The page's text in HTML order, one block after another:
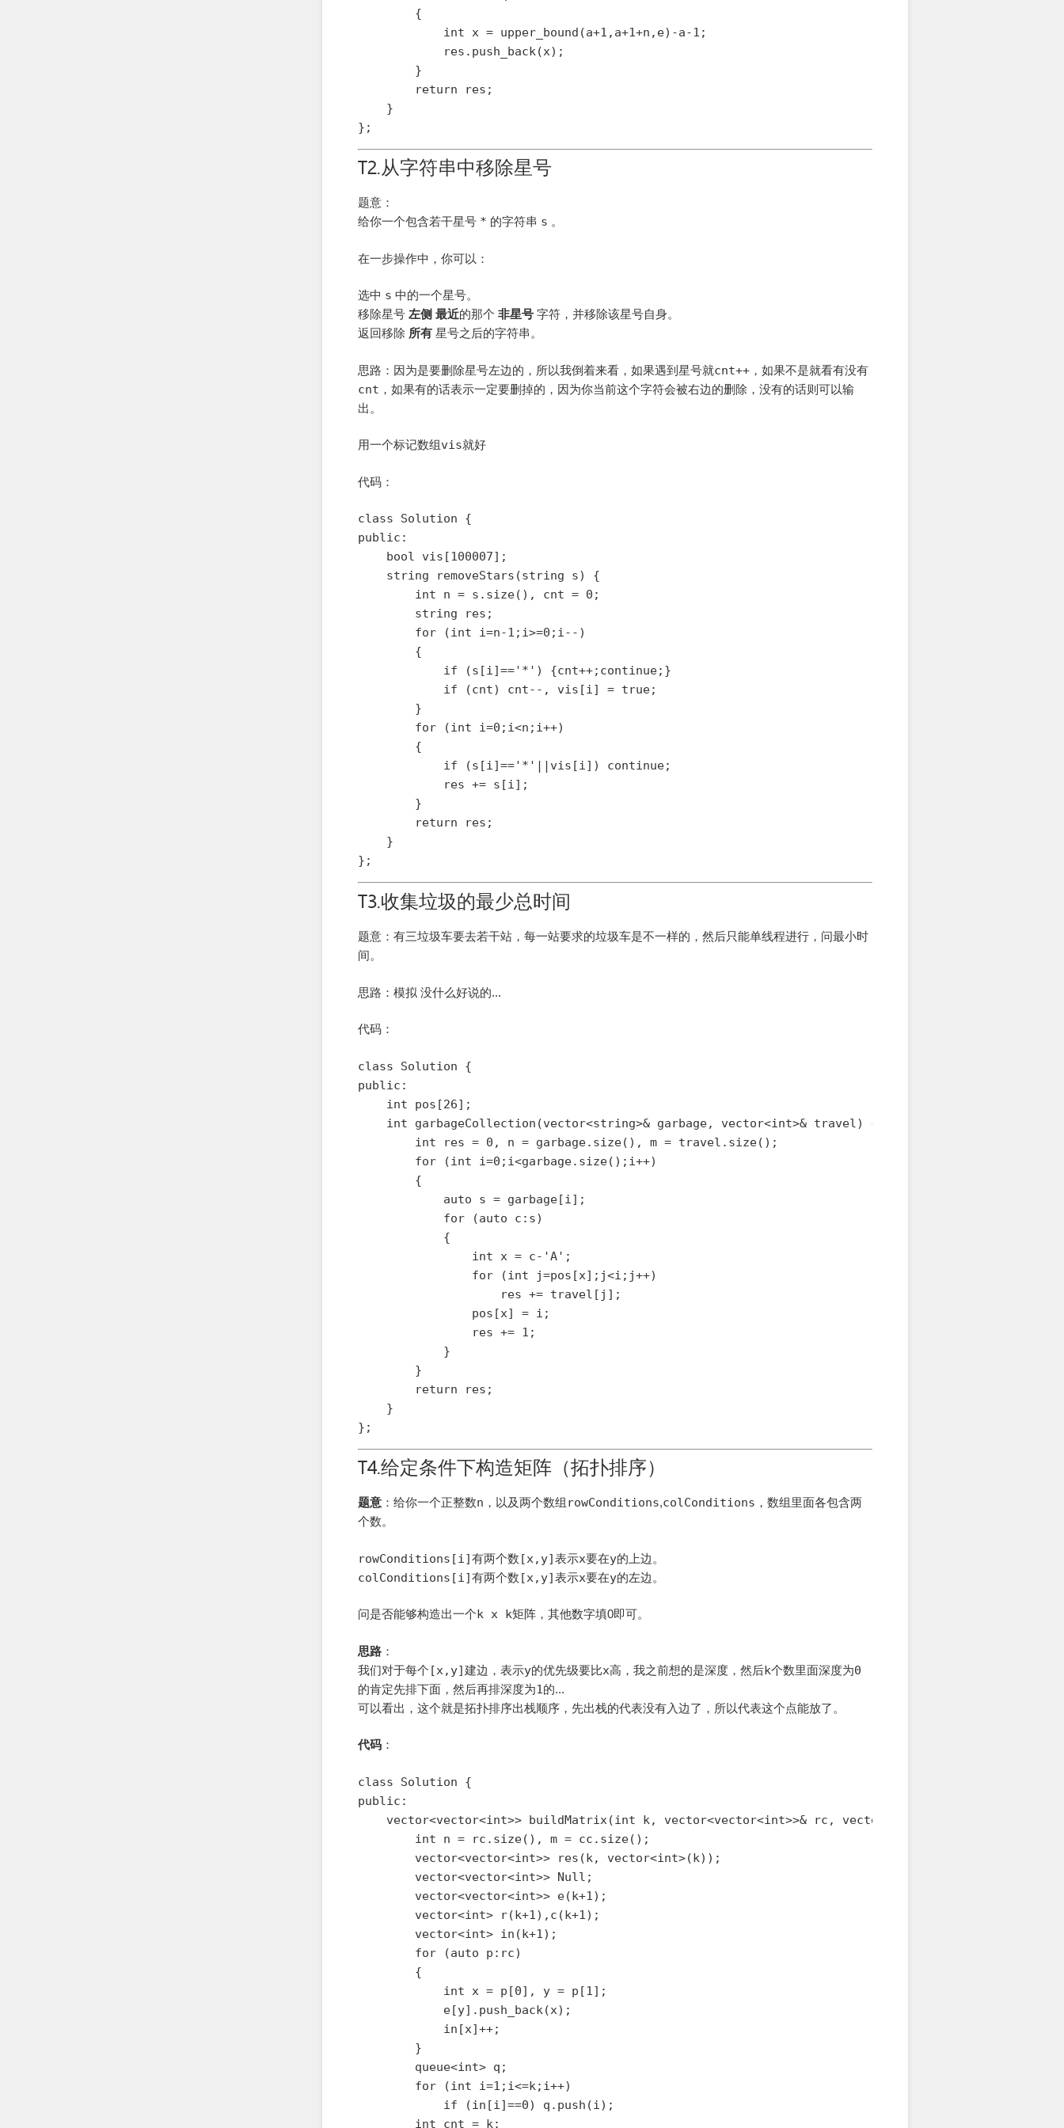
        {
            int x = upper_bound(a+1,a+1+n,e)-a-1;
            res.push_back(x);
        }
        return res;
    }
T2.从字符串中移除星号
题意：
给你一个包含若干星号 * 的字符串 s 。
在一步操作中，你可以：
选中 s 中的一个星号。
移除星号 左侧 最近的那个 非星号 字符，并移除该星号自身。
返回移除 所有 星号之后的字符串。
思路：因为是要删除星号左边的，所以我倒着来看，如果遇到星号就cnt++ ，如果不是就看有没有
cnt ，如果有的话表示一定要删掉的，因为你当前这个字符会被右边的删除，没有的话则可以输
出。
用一个标记数组vis就好
代码：
class Solution {
public:
    bool vis[100007];
    string removeStars(string s) {
        int n = s.size(), cnt = 0;
        string res;
        for (int i=n-1;i>=0;i--)
        {
            if (s[i]=='*') {cnt++;continue;}
            if (cnt) cnt--, vis[i] = true;
        }
        for (int i=0;i<n;i++)
        {
            if (s[i]=='*'||vis[i]) continue;
            res += s[i];
        }
        return res;
    }
T3.收集垃圾的最少总时间
题意：有三垃圾车要去若干站，每一站要求的垃圾车是不一样的，然后只能单线程进行，问最小时
间。
思路：模拟 没什么好说的...
代码：
class Solution {
public:
    int pos[26];
    int garbageCollection(vector<string>& garbage, vector<int>& travel) {
        int res = 0, n = garbage.size(), m = travel.size();
        for (int i=0;i<garbage.size();i++)
        {
            auto s = garbage[i];
            for (auto c:s)
            {
                int x = c-'A';
                for (int j=pos[x];j<i;j++)
                    res += travel[j];
                pos[x] = i;
                res += 1;
            }
        }
        return res;
    }
T4.给定条件下构造矩阵（拓扑排序）
题意 ：给你一个正整数n ，以及两个数组 rowConditions,colConditions ，数组里面各包含两
个数。
rowConditions[i]有两个数 [x,y]表示x要在y的上边。
colConditions[i]有两个数 [x,y]表示x要在y的左边。
问是否能够构造出一个k x k矩阵，其他数字填0即可。
思路 ：
我们对于每个 [x,y]建边，表示y的优先级要比x高，我之前想的是深度，然后k个数里面深度为0
的肯定先排下面，然后再排深度为1的...
可以看出，这个就是拓扑排序出栈顺序，先出栈的代表没有入边了，所以代表这个点能放了。
代码 ：
class Solution {
public:
    vector<vector<int>> buildMatrix(int k, vector<vector<int>>& rc, vector<vector<int>>& cc) {
        int n = rc.size(), m = cc.size();
        vector<vector<int>> res(k, vector<int>(k));
        vector<vector<int>> Null;
        vector<vector<int>> e(k+1);
        vector<int> r(k+1),c(k+1);
        vector<int> in(k+1);
        for (auto p:rc)
        {
            int x = p[0], y = p[1];
            e[y].push_back(x);
            in[x]++;
        }
        queue<int> q;
        for (int i=1;i<=k;i++)
            if (in[i]==0) q.push(i);
        int cnt = k;